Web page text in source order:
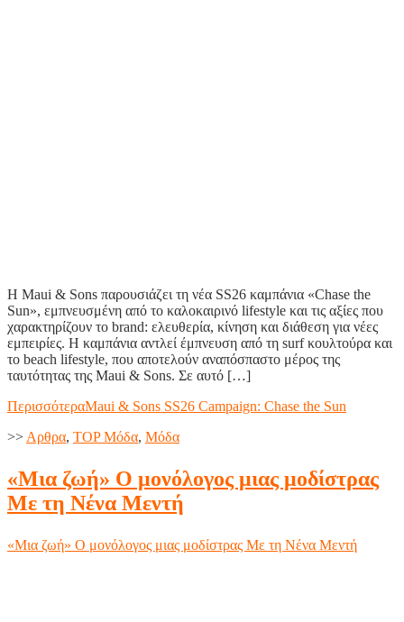
Η Maui & Sons παρουσιάζει τη νέα SS26 καμπάνια «Chase the
Sun», εμπνευσμένη από το καλοκαιρινό lifestyle και τις αξίες που
χαρακτηρίζουν το brand: ελευθερία, κίνηση και διάθεση για νέες
εμπειρίες. Η καμπάνια αντλεί έμπνευση από τη surf κουλτούρα και
το beach lifestyle, που αποτελούν αναπόσπαστο μέρος της
ταυτότητας της Maui & Sons. Σε αυτό […]
ΠερισσότεραMaui & Sons SS26 Campaign: Chase the Sun
>>Aρθρα, TOP Μόδα, Μόδα
«Μια ζωή» Ο μονόλογος μιας μοδίστρας
Με τη Νένα Μεντή
«Μια ζωή» Ο μονόλογος μιας μοδίστρας Με τη Νένα Μεντή